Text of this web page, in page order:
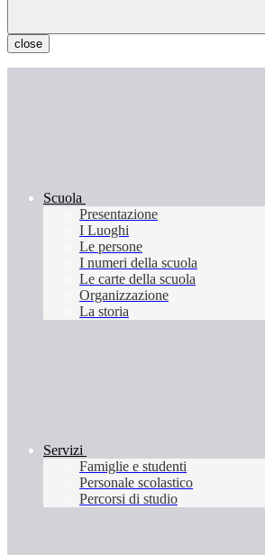
close
Scuola
Presentazione
I Luoghi
Le persone
I numeri della scuola
Le carte della scuola
Organizzazione
La storia
Servizi
Famiglie e studenti
Personale scolastico
Percorsi di studio